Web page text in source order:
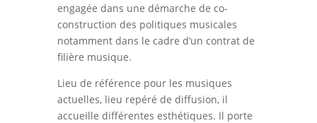
engagée dans une démarche de co-
construction des politiques musicales
notamment dans le cadre d’un contrat de
filière musique.
Lieu de référence pour les musiques
actuelles, lieu repéré de diffusion, il
accueille différentes esthétiques. Il porte